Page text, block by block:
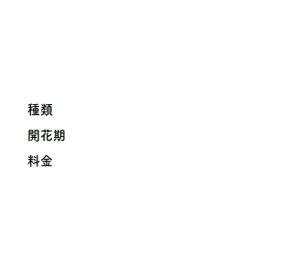
種類
開花期
料金